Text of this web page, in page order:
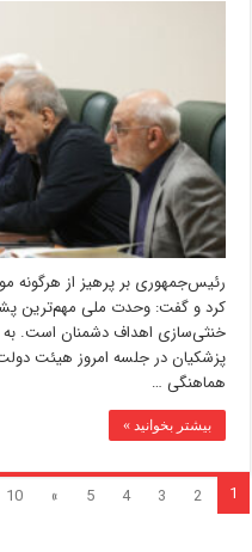
رئیس‌جمهوری بر پرهیز از هرگونه
کرد و گفت: وحدت ملی مهم‌ترین
پزشکیان در جلسه امروز هیئت
هماهنگی …
بیشتر بخوانید »
1
2
3
4
5
»
10